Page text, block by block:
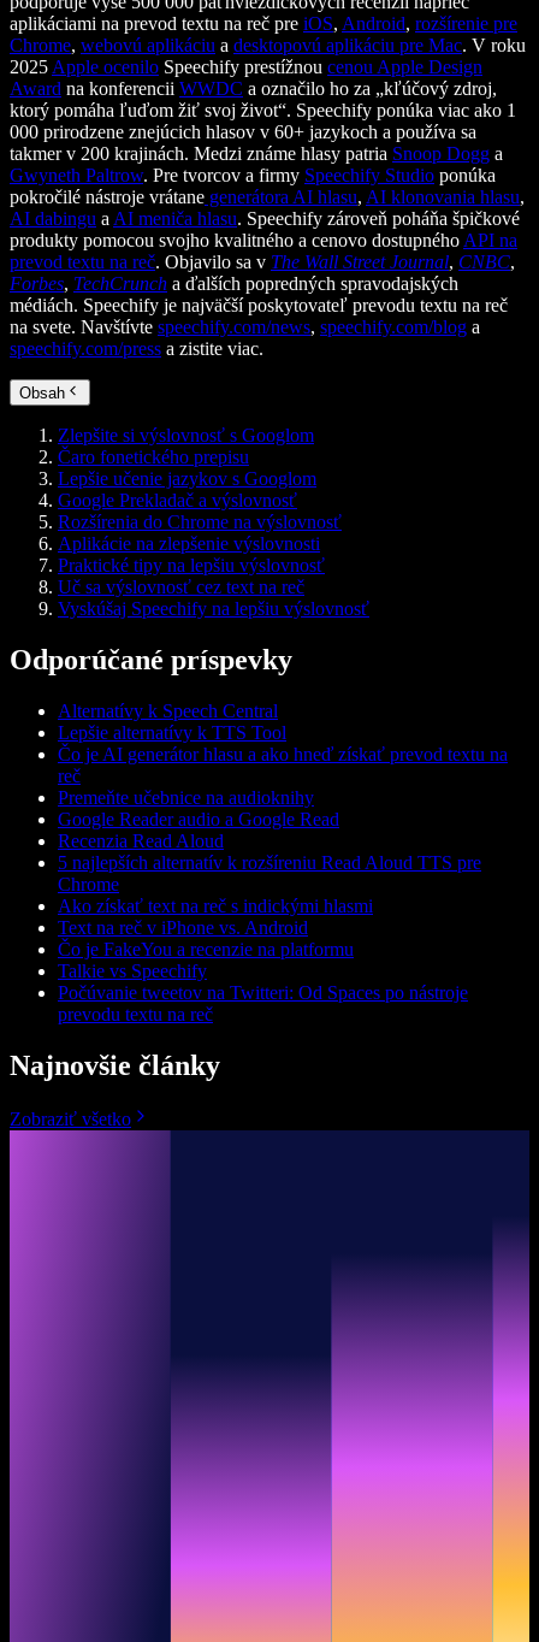
aplikáciami na prevod textu na reč pre iOS, Android, rozšírenie pre
Chrome, webovú aplikáciu a desktopovú aplikáciu pre Mac. V roku
2025 Apple ocenilo Speechify prestížnou cenou Apple Design
Award na konferencii WWDC a označilo ho za „kľúčový zdroj,
ktorý pomáha ľuďom žiť svoj život“. Speechify ponúka viac ako 1
000 prirodzene znejúcich hlasov v 60+ jazykoch a používa sa
takmer v 200 krajinách. Medzi známe hlasy patria Snoop Dogg a
Gwyneth Paltrow. Pre tvorcov a firmy Speechify Studio ponúka
pokročilé nástroje vrátane generátora AI hlasu, AI klonovania hlasu,
AI dabingu a AI meniča hlasu. Speechify zároveň poháňa špičkové
produkty pomocou svojho kvalitného a cenovo dostupného API na
prevod textu na reč. Objavilo sa v The Wall Street Journal, CNBC,
Forbes, TechCrunch a ďalších popredných spravodajských
médiách. Speechify je najväčší poskytovateľ prevodu textu na reč
na svete. Navštívte speechify.com/news, speechify.com/blog a
speechify.com/press a zistite viac.
Obsah
Zlepšite si výslovnosť s Googlom
Čaro fonetického prepisu
Lepšie učenie jazykov s Googlom
Google Prekladač a výslovnosť
Rozšírenia do Chrome na výslovnosť
Aplikácie na zlepšenie výslovnosti
Praktické tipy na lepšiu výslovnosť
Uč sa výslovnosť cez text na reč
Vyskúšaj Speechify na lepšiu výslovnosť
Odporúčané príspevky
Alternatívy k Speech Central
Lepšie alternatívy k TTS Tool
Čo je AI generátor hlasu a ako hneď získať prevod textu na
reč
Premeňte učebnice na audioknihy
Google Reader audio a Google Read
Recenzia Read Aloud
5 najlepších alternatív k rozšíreniu Read Aloud TTS pre
Chrome
Ako získať text na reč s indickými hlasmi
Text na reč v iPhone vs. Android
Čo je FakeYou a recenzie na platformu
Talkie vs Speechify
Počúvanie tweetov na Twitteri: Od Spaces po nástroje
prevodu textu na reč
Najnovšie články
Zobraziť všetko